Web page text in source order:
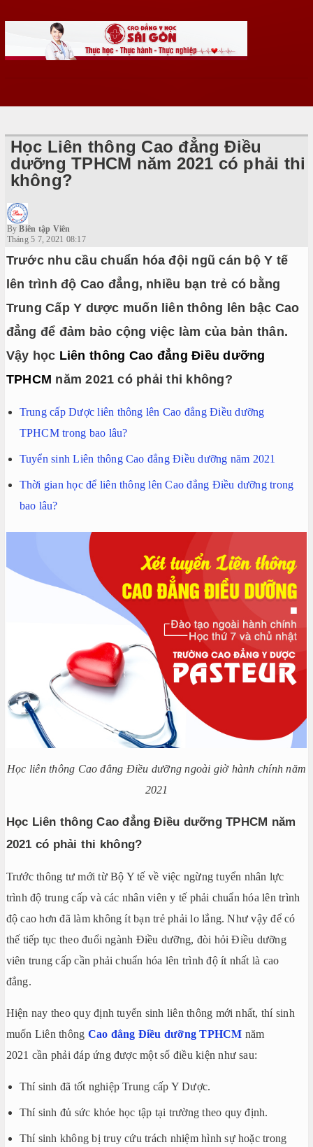
Học Liên thông Cao đẳng Điều
dưỡng TPHCM năm 2021 có phải thi
không?
ByBiên tập Viên
Tháng 5 7, 2021 08:17
Trước nhu cầu chuẩn hóa đội ngũ cán bộ Y tế
lên trình độ Cao đẳng, nhiều bạn trẻ có bằng
Trung Cấp Y dược muốn liên thông lên bậc Cao
đẳng để đảm bảo cộng việc làm của bản thân.
Vậy học Liên thông Cao đẳng Điều dưỡng
TPHCM năm 2021 có phải thi không?
Trung cấp Dược liên thông lên Cao đẳng Điều dưỡng
TPHCM trong bao lâu?
Tuyển sinh Liên thông Cao đẳng Điều dưỡng năm 2021
Thời gian học để liên thông lên Cao đẳng Điều dưỡng trong
bao lâu?
Học liên thông Cao đẳng Điều dưỡng ngoài giờ hành chính năm
2021
Học Liên thông Cao đẳng Điều dưỡng TPHCM năm
2021 có phải thi không?
Trước thông tư mới từ Bộ Y tế về việc ngừng tuyển nhân lực
trình độ trung cấp và các nhân viên y tế phải chuẩn hóa lên trình
độ cao hơn đã làm không ít bạn trẻ phải lo lắng. Như vậy để có
thế tiếp tục theo đuổi ngành Điều dưỡng, đòi hỏi Điều dưỡng
viên trung cấp cần phải chuẩn hóa lên trình độ ít nhất là cao
đẳng.
Hiện nay theo quy định tuyển sinh liên thông mới nhất, thí sinh
muốn Liên thông Cao đẳng Điều dưỡng TPHCM năm
2021 cần phải đáp ứng được một số điều kiện như sau:
Thí sinh đã tốt nghiệp Trung cấp Y Dược.
Thí sinh đủ sức khỏe học tập tại trường theo quy định.
Thí sinh không bị truy cứu trách nhiệm hình sự hoặc trong